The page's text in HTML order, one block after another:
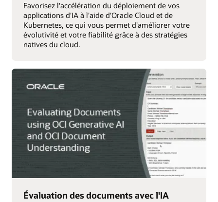
Favorisez l'accélération du déploiement de vos
applications d'IA à l'aide d'Oracle Cloud et de
Kubernetes, ce qui vous permet d'améliorer votre
évolutivité et votre fiabilité grâce à des stratégies
natives du cloud.
Évaluation des documents avec l'IA